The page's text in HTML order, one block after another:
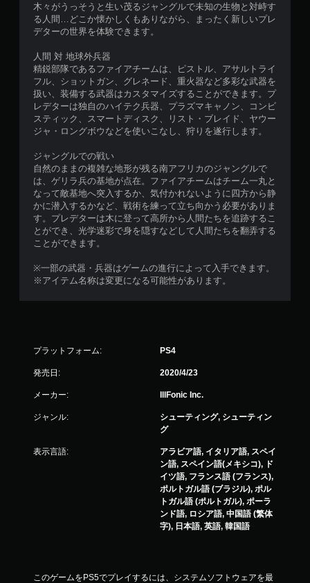
木々がうっそうと生い茂るジャングルで未知の生物と対峙す
る人間…どこか懐かしくもありながら、まったく新しいプレ
デターの世界を体験できます。
人間 対 地球外兵器
精鋭部隊であるファイアチームは、ピストル、アサルトライ
フル、ショットガン、グレネード、重火器など多彩な武器を
扱い、装備する武器はカスタマイズすることができます。プ
レデターは独自のハイテク兵器、プラズマキャノン、コンビ
スティック、スマートディスク、リスト・ブレイド、ヤウー
ジャ・ロングボウなどを使いこなし、狩りを遂行します。
ジャングルでの戦い
自然のままの複雑な地形が残る南アフリカのジャングルで
は、ゲリラ兵の基地が点在。ファイアチームはチーム一丸と
なって敵基地へ突入するか、気付かれないように四方から静
かに潜入するかなど、戦術を練って立ち向かう必要がありま
す。プレデターは木に登って高所から人間たちを追跡するこ
とができ、光学迷彩で身を隠すなどして人間たちを翻弄する
ことができます。
※一部の武器・兵器はゲームの進行によって入手できます。
※アイテム名称は変更になる可能性があります。
プラットフォーム: PS4
発売日: 2020/4/23
メーカー: IllFonic Inc.
ジャンル:
シューティング, シューティン
グ
表示言語:
アラビア語, イタリア語, スペイ
ン語, スペイン語(メキシコ), ド
イツ語, フランス語 (フランス),
ポルトガル語 (ブラジル), ポル
トガル語 (ポルトガル), ポーラ
ンド語, ロシア語, 中国語 (繁体
字), 日本語, 英語, 韓国語
このゲームをPS5でプレイするには、システムソフトウェアを最